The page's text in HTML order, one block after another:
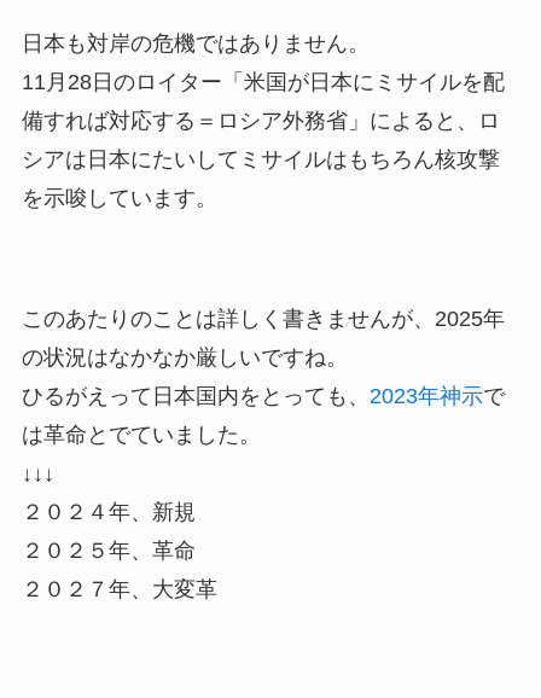
日本も対岸の危機ではありません。
11月28日のロイター「米国が日本にミサイルを配
備すれば対応する＝ロシア外務省」によると、ロ
シアは日本にたいしてミサイルはもちろん核攻撃
を示唆しています。
このあたりのことは詳しく書きませんが、2025年
の状況はなかなか厳しいですね。
ひるがえって日本国内をとっても、 2023年神示で
は革命とでていました。
↓↓↓
２０２４年、新規
２０２５年、革命
２０２７年、大変革